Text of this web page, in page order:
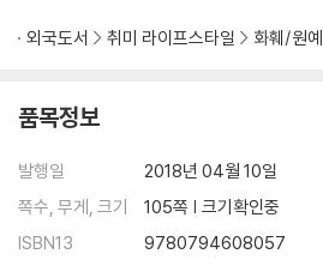
외국도서 취미 라이프스타일 화훼/원예
품목정보
발행일
2018년 04월 10일
쪽수, 무게, 크기
105쪽 | 크기확인중
ISBN13
9780794608057